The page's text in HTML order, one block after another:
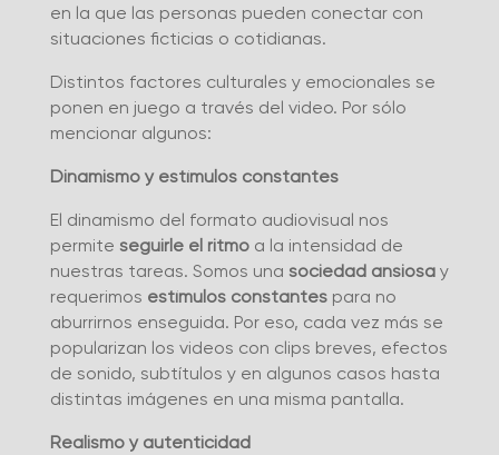
en la que las personas pueden conectar con
situaciones ficticias o cotidianas.
Distintos factores culturales y emocionales se
ponen en juego a través del video. Por sólo
mencionar algunos:
Dinamismo y estímulos constantes
El dinamismo del formato audiovisual nos
permite seguirle el ritmoa la intensidad de
nuestras tareas. Somos una sociedad ansiosay
requerimos estímulos constantespara no
aburrirnos enseguida. Por eso, cada vez más se
popularizan los videos con clips breves, efectos
de sonido, subtítulos y en algunos casos hasta
distintas imágenes en una misma pantalla.
Realismo y autenticidad